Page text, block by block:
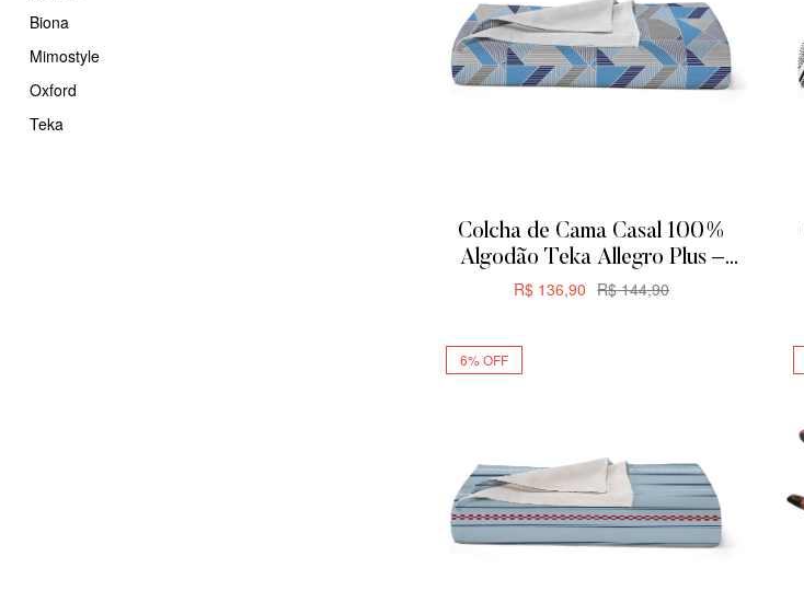
Colcha de Cama Casal 100%
Algodão Teka Allegro Plus –
200x230cm – Triangular
R$144,90
R$ 136,90
6% OFF
Biona
Mimostyle
Oxford
Teka